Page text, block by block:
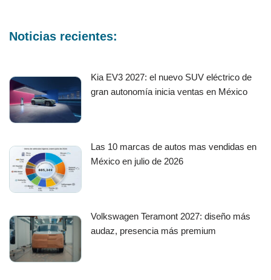
Noticias recientes:
Kia EV3 2027: el nuevo SUV eléctrico de
gran autonomía inicia ventas en México
Las 10 marcas de autos mas vendidas en
México en julio de 2026
Volkswagen Teramont 2027: diseño más
audaz, presencia más premium